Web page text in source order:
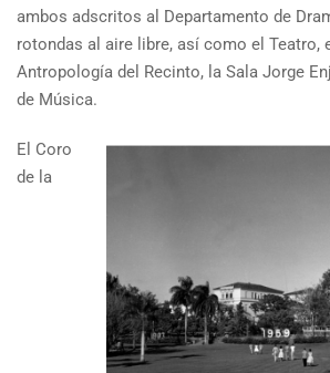
ambos adscritos al Departamento de
rotondas al aire libre, así como el Teatro,
Antropología del Recinto, la Sala Jorge
de Música.
El Coro
de la